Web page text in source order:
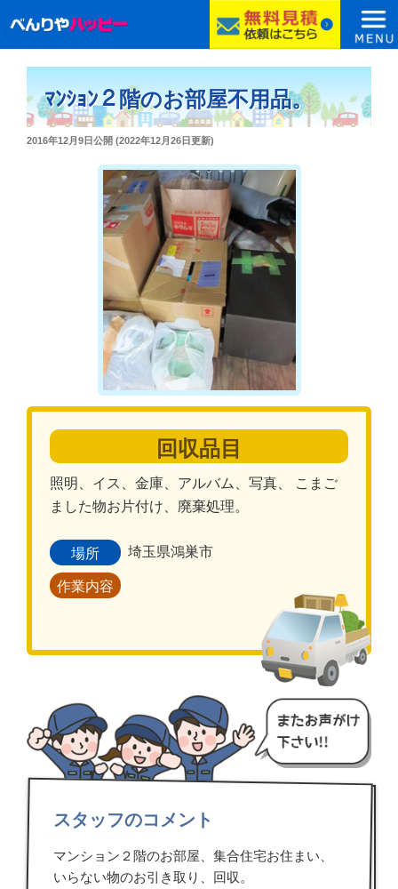
ﾏﾝｼｮﾝ２階のお部屋不用品。
投
2016年12月9日公開 (2022年12月26日更新)
回収品目
照明、イス、金庫、アルバム、写真、 こまご
ました物お片付け、廃棄処理。
場所 埼玉県鴻巣市
作業内容
スタッフのコメント
マンション２階のお部屋、集合住宅お住まい、
いらない物のお引き取り、回収。